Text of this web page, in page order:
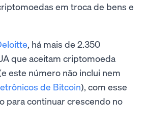
em troca de bens e
, há mais de 2.350
que aceitam criptomoeda
este número não inclui nem
de Bitcoin), com esse
para continuar crescendo no